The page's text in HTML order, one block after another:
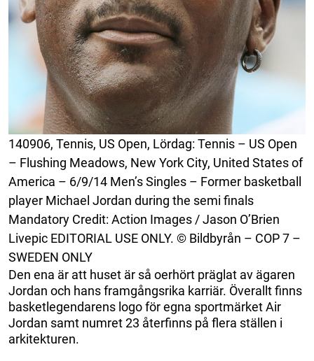
140906, Tennis, US Open, Lördag: Tennis – US Open
– Flushing Meadows, New York City, United States of
America – 6/9/14 Men’s Singles – Former basketball
player Michael Jordan during the semi finals
Mandatory Credit: Action Images / Jason O’Brien
Livepic EDITORIAL USE ONLY. © Bildbyrån – COP 7 –
SWEDEN ONLY
Den ena är att huset är så oerhört präglat av ägaren
Jordan och hans framgångsrika karriär. Överallt finns
basketlegendarens logo för egna sportmärket Air
Jordan samt numret 23 återfinns på flera ställen i
arkitekturen.